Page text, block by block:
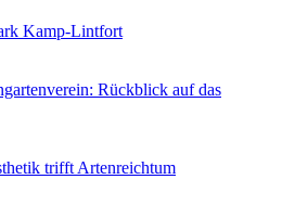
Kamp-Lintfort
Rückblick auf das
trifft Artenreichtum